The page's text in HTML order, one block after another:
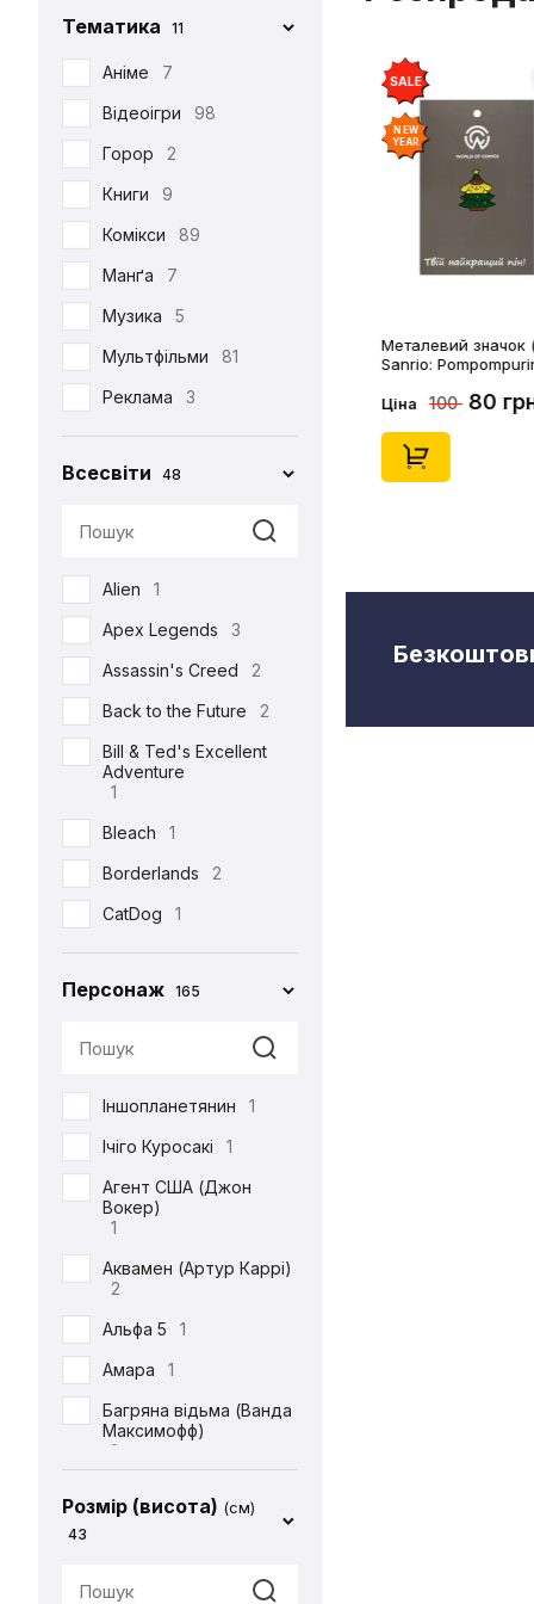
Iron Studios
Jason Freeny
Medicom Toy
Mezco
1
Mictoys
Mighty Jaxx
NECA
12
One Toys
Play Arts KAI
73
Pop Toys
1
Present Toys 1
S.H.Figuarts
Toys Era
Weta Workshop
Тематика 11
Аніме
7
Відеоігри
98
Горор
2
Книги
9
Комікси
89
Манґа
7
Музика
5
Мультфільми
81
Реклама
3
Серіали
39
Фільми
125
Всесвіти 48
Alien
1
Apex Legends
3
Assassin's Creed
2
Back to the Future
2
Bill & Ted's Excellent
Adventure
1
Bleach
1
Borderlands
2
CatDog
1
Charlie and the
1
5
Defenders of the Earth
Diablo
1
ET
1
Final Fantasy
Friday the 13th
Garfield
1
Gears Of War
God of War
2
Harry Potter
4
Персонаж 165
Іншопланетянин
1
Ічіго Куросакі
1
Агент США (Джон
Вокер)
1
Аквамен (Артур Каррі)
2
Альфа 5
1
Амара
1
Багряна відьма (Ванда
Максимофф)
1
Ґордон)
Розмір (висота) (см)
43
SALE
NEW
YEAR
Металевий значок
Sanrio:
Ціна 100 80